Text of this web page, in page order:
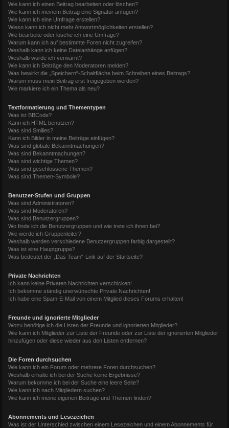
Wie kann ich einen Beitrag bearbeiten oder löschen?
Wie kann ich meinem Beitrag eine Signatur anfügen?
Wie kann ich eine Umfrage erstellen?
Wieso kann ich nicht mehr Antwortmöglichkeiten erstellen?
Wie bearbeite oder lösche ich eine Umfrage?
Warum kann ich auf bestimmte Foren nicht zugreifen?
Weshalb kann ich keine Dateianhänge anfügen?
Weshalb wurde ich verwarnt?
Wie kann ich Beiträge den Moderatoren melden?
Was bewirkt die „Speichern“-Schaltfläche beim Schreiben eines Beitrags?
Warum muss mein Beitrag erst freigegeben werden?
Wie markiere ich ein Thema als neu?
Textformatierung und Thementypen
Was ist BBCode?
Kann ich HTML benutzen?
Was sind Smilies?
Kann ich Bilder in meine Beiträge einfügen?
Was sind globale Bekanntmachungen?
Was sind Bekanntmachungen?
Was sind wichtige Themen?
Was sind geschlossene Themen?
Was sind Themen-Symbole?
Benutzer-Stufen und Gruppen
Was sind Administratoren?
Was sind Moderatoren?
Was sind Benutzergruppen?
Wo finde ich die Benutzergruppen und wie trete ich ihnen bei?
Wie werde ich Gruppenleiter?
Weshalb werden verschiedene Benutzergruppen farbig dargestellt?
Was ist eine Hauptgruppe?
Was bedeutet der „Das Team“-Link auf der Startseite?
Private Nachrichten
Ich kann keine Privaten Nachrichten verschicken!
Ich bekomme ständig unerwünschte Private Nachrichten!
Ich habe eine Spam-E-Mail von einem Mitglied dieses Forums erhalten!
Freunde und ignorierte Mitglieder
Wozu benötige ich die Listen der Freunde und ignorierten Mitglieder?
Wie kann ich Mitglieder zur Liste der Freunde oder zur Liste der ignorierten Mitglieder
hinzufügen oder diese wieder aus den Listen entfernen?
Die Foren durchsuchen
Wie kann ich ein Forum oder mehrere Foren durchsuchen?
Weshalb erhalte ich bei der Suche keine Ergebnisse?
Warum bekomme ich bei der Suche eine leere Seite?
Wie kann ich nach Mitgliedern suchen?
Wie kann ich meine eigenen Beiträge und Themen finden?
Abonnements und Lesezeichen
Was ist der Unterschied zwischen einem Lesezeichen und einem Abonnements für